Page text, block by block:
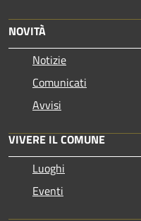
NOVITÀ
Notizie
Comunicati
Avvisi
VIVERE IL COMUNE
Luoghi
Eventi